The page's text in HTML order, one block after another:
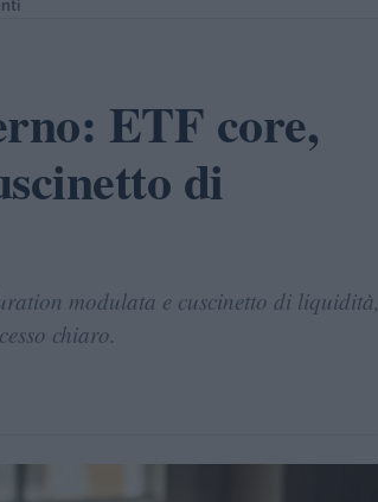
ETF core,
di
modulata e cuscinetto di liquidità,
chiaro.